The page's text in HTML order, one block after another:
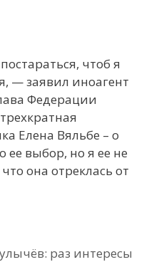
чтоб я
— заявил иноагент
Федерации
Елена Вяльбе – о
ее выбор, но я ее не
она отреклась от
раз интересы